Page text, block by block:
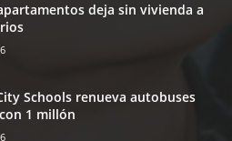
deja sin vivienda a
Schools renueva autobuses
1 millón